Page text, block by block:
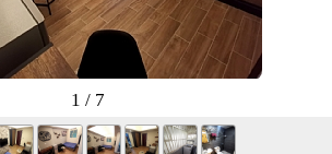
1 / 7